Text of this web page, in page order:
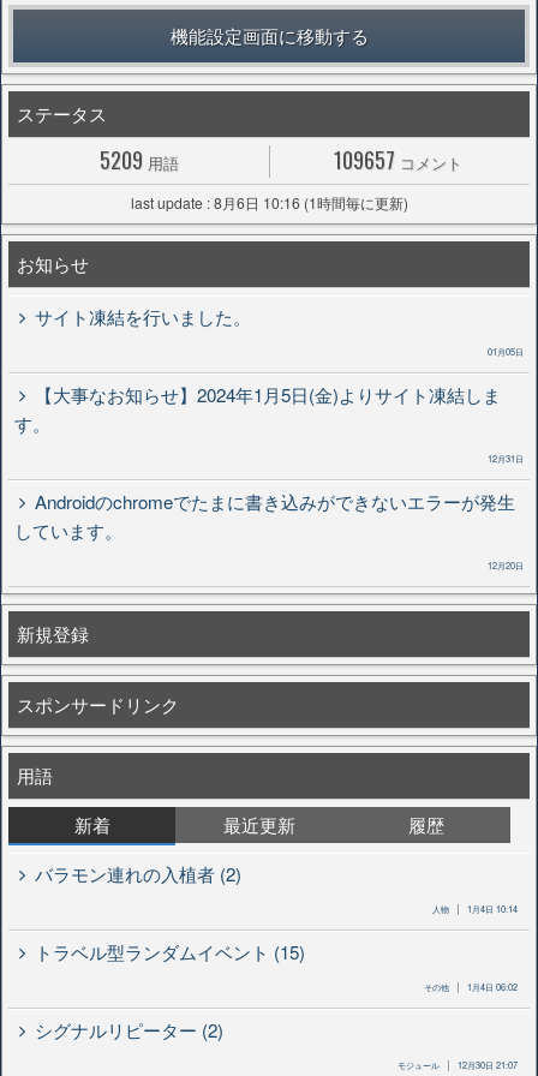
機能設定画面に移動する
ステータス
5209 用語 109657 コメント
last update : 8月6日 10:16 (1時間毎に更新)
お知らせ
サイト凍結を行いました。
01月05日
【大事なお知らせ】2024年1月5日(金)よりサイト凍結しま
す。
12月31日
Androidのchromeでたまに書き込みができないエラーが発生
しています。
12月20日
新規登録
スポンサードリンク
用語
新着
最近更新
履歴
バラモン連れの入植者 (2)
人物 1月4日 10:14
トラベル型ランダムイベント (15)
その他 1月4日 06:02
シグナルリピーター (2)
モジュール 12月30日 21:07